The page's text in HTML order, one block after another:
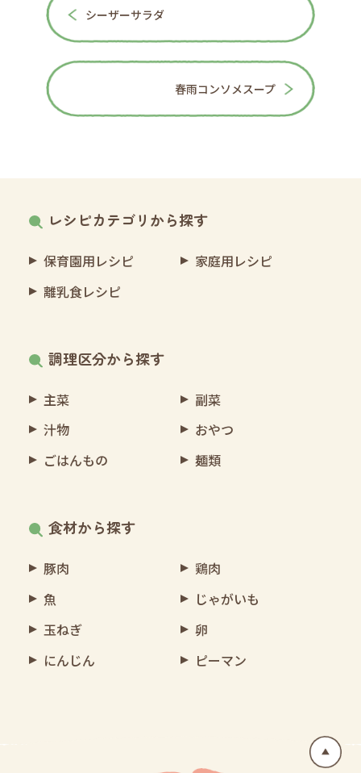
シーザーサラダ
春雨コンソメスープ
レシピカテゴリから探す
保育園用レシピ
家庭用レシピ
離乳食レシピ
調理区分から探す
主菜
副菜
汁物
おやつ
ごはんもの
麺類
食材から探す
豚肉
鶏肉
魚
じゃがいも
玉ねぎ
卵
にんじん
ピーマン